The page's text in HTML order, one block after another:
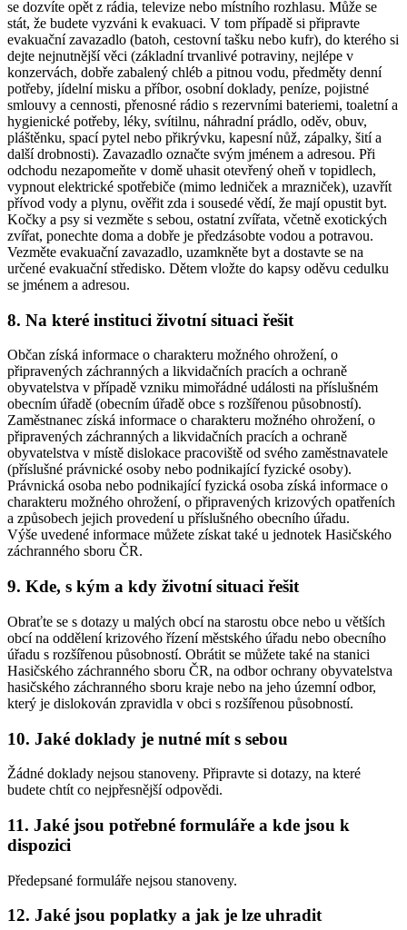
se dozvíte opět z rádia, televize nebo místního rozhlasu. Může se
stát, že budete vyzváni k evakuaci. V tom případě si připravte
evakuační zavazadlo (batoh, cestovní tašku nebo kufr), do kterého si
dejte nejnutnější věci (základní trvanlivé potraviny, nejlépe v
konzervách, dobře zabalený chléb a pitnou vodu, předměty denní
potřeby, jídelní misku a příbor, osobní doklady, peníze, pojistné
smlouvy a cennosti, přenosné rádio s rezervními bateriemi, toaletní a
hygienické potřeby, léky, svítilnu, náhradní prádlo, oděv, obuv,
pláštěnku, spací pytel nebo přikrývku, kapesní nůž, zápalky, šití a
další drobnosti). Zavazadlo označte svým jménem a adresou. Při
odchodu nezapomeňte v domě uhasit otevřený oheň v topidlech,
vypnout elektrické spotřebiče (mimo ledniček a mrazniček), uzavřít
přívod vody a plynu, ověřit zda i sousedé vědí, že mají opustit byt.
Kočky a psy si vezměte s sebou, ostatní zvířata, včetně exotických
zvířat, ponechte doma a dobře je předzásobte vodou a potravou.
Vezměte evakuační zavazadlo, uzamkněte byt a dostavte se na
určené evakuační středisko. Dětem vložte do kapsy oděvu cedulku
se jménem a adresou.
8. Na které instituci životní situaci řešit
Občan získá informace o charakteru možného ohrožení, o
připravených záchranných a likvidačních pracích a ochraně
obyvatelstva v případě vzniku mimořádné události na příslušném
obecním úřadě (obecním úřadě obce s rozšířenou působností).
Zaměstnanec získá informace o charakteru možného ohrožení, o
připravených záchranných a likvidačních pracích a ochraně
obyvatelstva v místě dislokace pracoviště od svého zaměstnavatele
(příslušné právnické osoby nebo podnikající fyzické osoby).
Právnická osoba nebo podnikající fyzická osoba získá informace o
charakteru možného ohrožení, o připravených krizových opatřeních
a způsobech jejich provedení u příslušného obecního úřadu.
Výše uvedené informace můžete získat také u jednotek Hasičského
záchranného sboru ČR.
9. Kde, s kým a kdy životní situaci řešit
Obraťte se s dotazy u malých obcí na starostu obce nebo u větších
obcí na oddělení krizového řízení městského úřadu nebo obecního
úřadu s rozšířenou působností. Obrátit se můžete také na stanici
Hasičského záchranného sboru ČR, na odbor ochrany obyvatelstva
hasičského záchranného sboru kraje nebo na jeho územní odbor,
který je dislokován zpravidla v obci s rozšířenou působností.
10. Jaké doklady je nutné mít s sebou
Žádné doklady nejsou stanoveny. Připravte si dotazy, na které
budete chtít co nejpřesnější odpovědi.
11. Jaké jsou potřebné formuláře a kde jsou k
dispozici
Předepsané formuláře nejsou stanoveny.
12. Jaké jsou poplatky a jak je lze uhradit